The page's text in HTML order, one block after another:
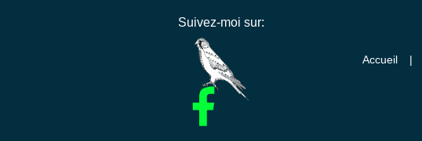
Suivez-moi sur:
Accueil